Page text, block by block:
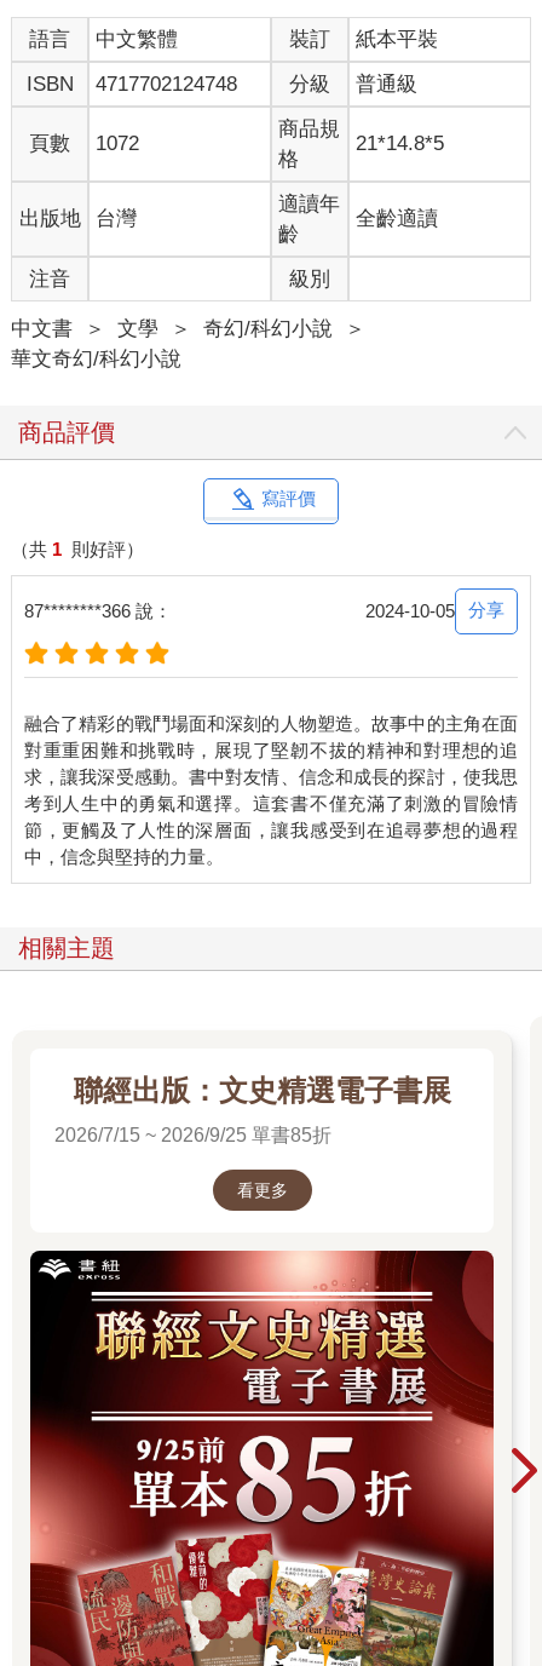
隊」、「海軍反恐特種
組織」等等，然而當所有人提及這支神祕的勁旅時，依然習慣以
最原始的「海豹第六隊」來稱呼它。
成為一名海豹已經不容易，成員必須經過最嚴苛的軍事訓練，反
恐作戰，以及海豹部隊最惡名昭彰的地獄訓練營。而要成為海豹
第六隊的一員，其所經歷的
非人訓練，更讓以上所述猶如野餐一般。
海豹第六隊的主要任務是在全世界進行反恐軍事行動，所有成員
皆是精英中
的精英，而林諾是其中表現最優秀的成員之一。
他具有海陸空三棲作戰能力、熟練各式現代化槍械及傳統武器；
他受過西方
搏擊技巧，及東方最古老的武術訓練。野外求生是他的本能，街
頭巷戰是他的健
依然能毫髮
無傷地走出來，頂多瘦了一點——這種事真的發生過。
反恐是一個高機密的任務。即使是同一單位、不同的小組都不允
許互相透露內情，親如家人朋友亦是如此。保密能力是進入這個
世界的基本要求，她和林諾
同在反恐小組中工作這麼多年，不會不瞭解。
雖然她會盡量讓林諾的小隊在她手下工作，如果遇到他們各自執
務，他們也不會去聊自己的工作內容，這是兩人多年來的默契。
她不願像隻保護過度的老母雞，動不動就動用人脈去打探林諾的
一臉無措的小娃娃，或是在父親的葬禮上抱著她哭的小男孩。
當初知道他加入海軍，她就做好了心理準備，必須眼睜睜看著他
步入險地，執行最艱難的任務，看著他中槍、被刺、被打，看著
他在槍林彈雨中殺出一條血路。
她唯一能做的，只是竭盡全力確保他安全地回到她身邊。葛芮絲
不斷不斷不斷地提醒自己：給他空間，不要太緊迫盯人、給他空
林諾的下落！當她有心要找一個人，還沒有找不到的。
目前關在某個牢房裡的沙克就是最好的例子。管他的老母雞不老
人都不敢惹她。林諾如果不想被隊員笑話，下次就自己記得乖乖
打電話給她。主意既定，葛芮絲心頭輕鬆許多。她替自己倒了一
杯咖啡，看一下冰箱門上的月曆。今天是她休假的最後一天，過
她點一下冰箱門，門片立刻變為透明，裡面的東西幾乎全空了。
今天下午最好去添購點雜貨，不然一收了假又沒時間。她每次一
種以勞心為主的生活，並不比以勞力為主的戰士們輕鬆。
現在想想，她對於什麼購物啦、煮飯啦、處理帳單這種生活小節
煩，真不曉得以前是怎麼帶大林諾的。不過他也被她養到堂堂一
尊六呎四，她應該算勝任吧？門鈴響了起來。她看了一下時間，
應該是送雞蛋來的。前兩天她看見冰箱螢幕上的廣告：「農場直
送，生鮮雞蛋，每周日配送一次」，一時衝動訂了，現在想想有
點後悔。她不見得隨時都可以回家，如果沒人收的話，難道那些
雞蛋要堆在門口嗎？
只要想到某一天回到家，門口一堆爛雞蛋在那裡「香聞十里」，
她就頭皮發麻。她放下咖啡杯去應門。門外並不是送雞蛋的人。
出於職業的敏銳，她沒有立刻開口。門外的兩個人雖然穿著便
服，姿態卻讓她明白一定是官方派來的。左邊那人一件黃色休閒
衫，黑長褲，右邊那人是白襯衫黑長褲，兩人都三十出頭，筆挺
的站姿以及隨時處於在警戒狀態的眼神，洩露了他們的身分。她
語言 中文繁體 裝訂
紙本平裝
ISBN
4717702124748 分級 普通級
頁數 1072
商品規
格
21*14.8*5
出版地 台灣
適讀年
齡
全齡適讀
注音 級別
中文書 ＞ 文學 ＞ 奇幻/科幻小說
＞
華文奇幻/科幻小說
商品評價
寫評價
（共 1 則好評）
87********366 說： 2024-10-05 分享
融合了精彩的戰鬥場面和深刻的人物塑造。故事中的主角在面
對重重困難和挑戰時，展現了堅韌不拔的精神和對理想的追
求，讓我深受感動。書中對友情、信念和成長的探討，使我思
考到人生中的勇氣和選擇。這套書不僅充滿了刺激的冒險情
節，更觸及了人性的深層面，讓我感受到在追尋夢想的過程
相關主題
聯經出版：文史精選電子書展
2026/7/15 ~ 2026/9/25 單書85折
看更多